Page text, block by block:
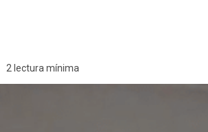
2 lectura mínima